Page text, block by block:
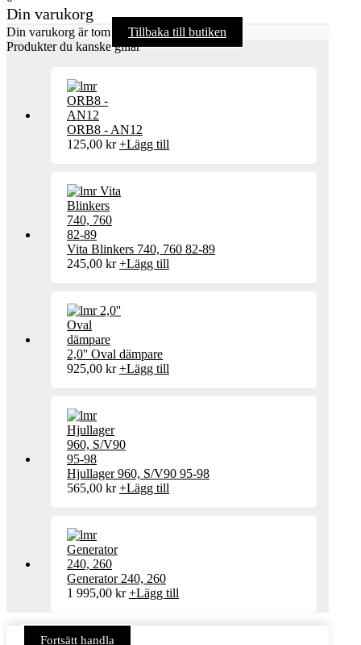
Din varukorg
Din varukorg är tom
Tillbaka till butiken
Produkter du kanske gillar
ORB8 - AN12
125,00 kr +Lägg till
Vita Blinkers 740, 760 82-89
245,00 kr +Lägg till
2,0'' Oval dämpare
925,00 kr +Lägg till
Hjullager 960, S/V90 95-98
565,00 kr +Lägg till
Generator 240, 260
1 995,00 kr +Lägg till
Fortsätt handla